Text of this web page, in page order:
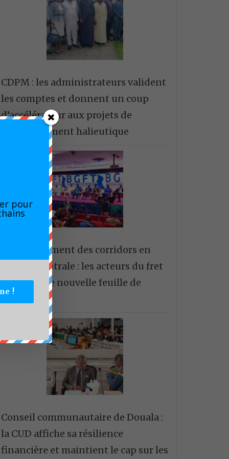
CDPM : les administrateurs valident
les comptes et donnent un coup
d’accélérateur aux projets de
développement halieutique
Développement des corridors en
Afrique centrale : les acteurs du fret
tracent une nouvelle feuille de
Conseil communautaire de Douala :
la CUD affiche sa résilience
financière et maintient le cap sur les
pour
!